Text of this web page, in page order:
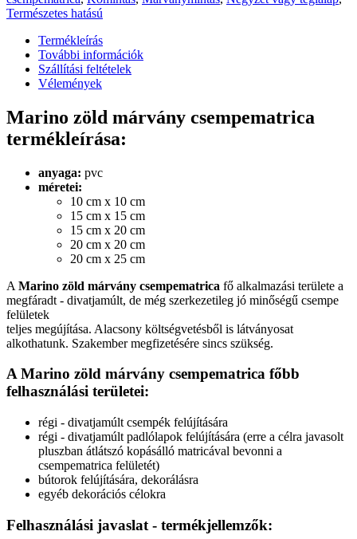
Természetes hatású
Termékleírás
További információk
Szállítási feltételek
Vélemények
Marino zöld márvány csempematrica
termékleírása:
anyaga: pvc
méretei:
10 cm x 10 cm
15 cm x 15 cm
15 cm x 20 cm
20 cm x 20 cm
20 cm x 25 cm
A Marino zöld márvány csempematrica fő alkalmazási területe a
megfáradt - divatjamúlt, de még szerkezetileg jó minőségű csempe
felületek
teljes megújítása. Alacsony költségvetésből is látványosat
alkothatunk. Szakember megfizetésére sincs szükség.
A Marino zöld márvány csempematrica főbb
felhasználási területei:
régi - divatjamúlt csempék felújítására
régi - divatjamúlt padlólapok felújítására (erre a célra javasolt
pluszban átlátszó kopásálló matricával bevonni a
csempematrica felületét)
bútorok felújítására, dekorálásra
egyéb dekorációs célokra
Felhasználási javaslat - termékjellemzők: